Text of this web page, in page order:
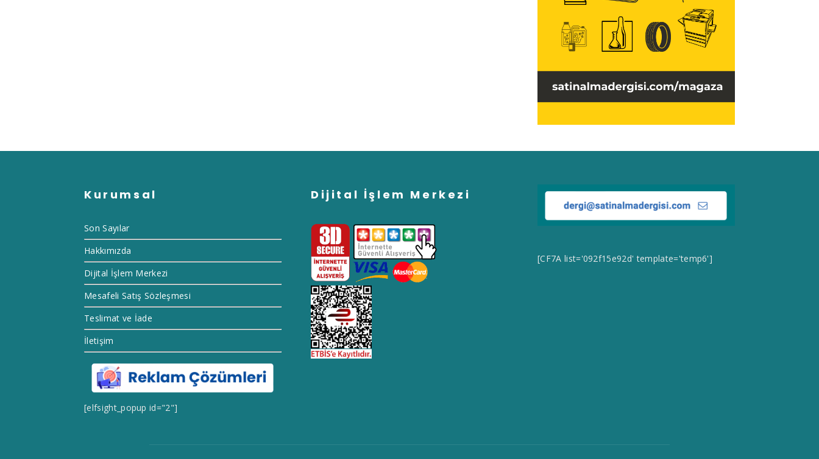
Kurumsal
Son Sayılar
Hakkımızda
Dijital İşlem Merkezi
Mesafeli Satış Sözleşmesi
Teslimat ve İade
İletişim
[elfsight_popup id="2"]
Dijital İşlem Merkezi
[CF7A list='092f15e92d' template='temp6']